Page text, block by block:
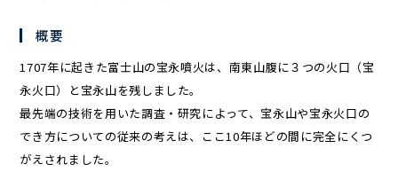
概要
1707年に起きた富士山の宝永噴火は、南東山腹に３つの火口（宝
永火口）と宝永山を残しました。
最先端の技術を用いた調査・研究によって、宝永山や宝永火口の
でき方についての従来の考えは、ここ10年ほどの間に完全にくつ
がえされました。